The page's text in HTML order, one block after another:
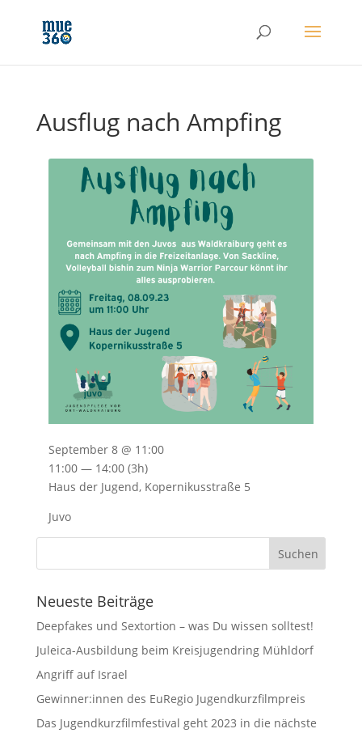
Ausflug nach Ampfing
September 8 @ 11:00
11:00 — 14:00 (3h)
Haus der Jugend, Kopernikusstraße 5
Juvo
Neueste Beiträge
Deepfakes und Sextortion – was Du wissen solltest!
Juleica-Ausbildung beim Kreisjugendring Mühldorf
Angriff auf Israel
Gewinner:innen des EuRegio Jugendkurzfilmpreis
Das Jugendkurzfilmfestival geht 2023 in die nächste